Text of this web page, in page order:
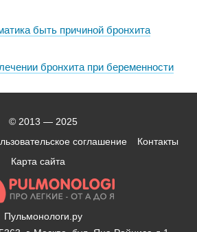
быть причиной бронхита
бронхита при беременности
© 2013 — 2025
соглашение
Контакты
Карта сайта
Пульмонологи.ру